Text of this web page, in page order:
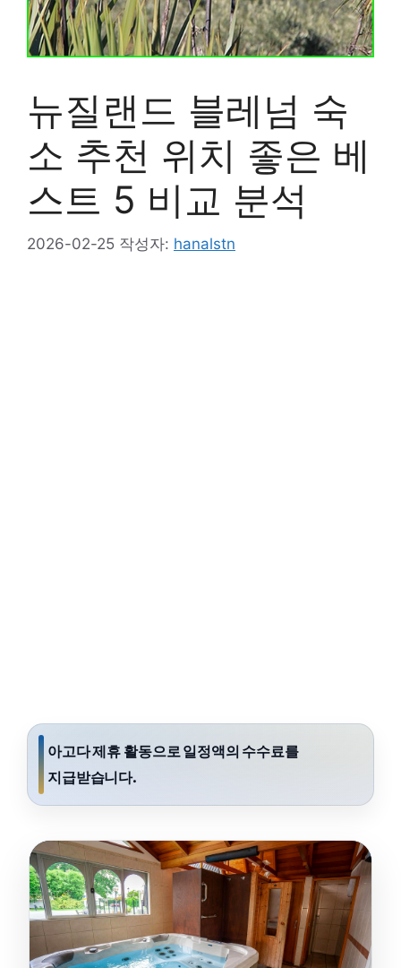
뉴질랜드 블레넘 숙
소 추천 위치 좋은 베
스트 5 비교 분석
2026-02-25 작성자: hanalstn
아고다 제휴 활동으로 일정액의 수수료를
지급받습니다.